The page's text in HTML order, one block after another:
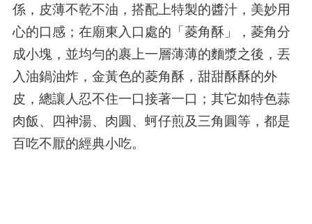
係，皮薄不乾不油，搭配上特製的醬汁，美妙用
心的口感；在廟東入口處的「菱角酥」，菱角分
成小塊，並均勻的裹上一層薄薄的麵漿之後，丟
入油鍋油炸，金黃色的菱角酥，甜甜酥酥的外
皮，總讓人忍不住一口接著一口；其它如特色蒜
肉飯、四神湯、肉圓、蚵仔煎及三角圓等，都是
百吃不厭的經典小吃。